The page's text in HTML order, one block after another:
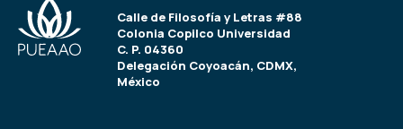
Calle de Filosofía y Letras #88
Colonia Copilco Universidad
C. P. 04360
Delegación Coyoacán, CDMX,
México